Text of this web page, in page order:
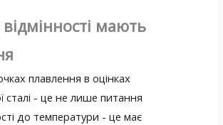
мають
плавлення в оцінках
сталі - це не лише питання
до температури - це має